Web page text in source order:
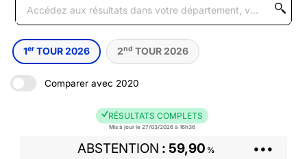
1er TOUR 2026 2nd TOUR 2026
Comparer avec 2020
RÉSULTATS COMPLETS
Mis à jour le 27/03/2026 à 16h36
ABSTENTION 59,90 % •••